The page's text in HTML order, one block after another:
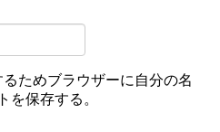
ためブラウザーに自分の名
を保存する。